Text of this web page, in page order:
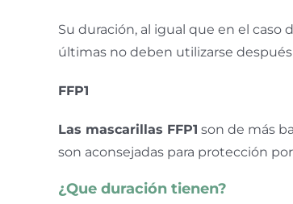
Su duración, al igual que en el caso
últimas no deben utilizarse
FFP1
Las mascarillas FFP1 son de más
son aconsejadas para protección por
¿Que duración tienen?